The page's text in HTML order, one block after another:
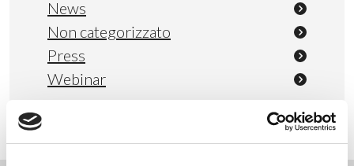
News
Non categorizzato
Press
Webinar